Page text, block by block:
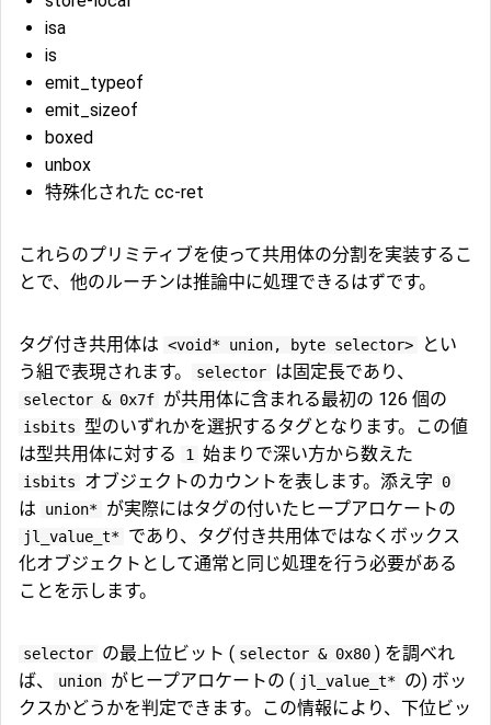
isa
is
emit_typeof
emit_sizeof
boxed
unbox
特殊化された cc-ret
これらのプリミティブを使って共用体の分割を実装するこ
とで、他のルーチンは推論中に処理できるはずです。
タグ付き共用体は <void* union, byte selector>
とい
う組で表現されます。
selector は固定長であり、
selector & 0x7f が共用体に含まれる最初の 126 個の
isbits
型のいずれかを選択するタグとなります。この値
は型共用体に対する
1 始まりで深い方から数えた
isbits オブジェクトのカウントを表します。添え字 0
は union* が実際にはタグの付いたヒープアロケートの
jl_value_t* であり、タグ付き共用体ではなくボックス
化オブジェクトとして通常と同じ処理を行う必要がある
ことを示します。
selector の最上位ビット ( selector & 0x80 ) を調べれ
ば、
union がヒープアロケートの ( jl_value_t* の) ボッ
クスかどうかを判定できます。この情報により、下位ビッ